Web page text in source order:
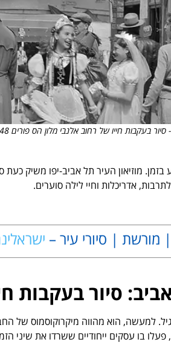
של רחוב אלנבי מלון הס פורים 1948 | צילום: הארכיון העירוני תל אביב יפו
בזמן. מוזיאון העיר תל אביב-יפו משיק
אדריכלות וחיי לילה סוערים.
| סיורי עיר –
סיור בעקבות
למעשה, הוא מהווה מיקרוקוסמוס של
בו עסקים ייחודיים ששרדו את שיני